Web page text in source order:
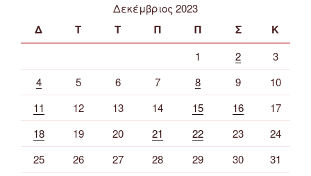
Δεκέμβριος 2023
Δ Τ Τ Π Π Σ Κ
1 2
3
4
5 6 7 8 9
10
11
12 13 14 15 16
17
18
19 20 21 22 23
24
25
26 27 28 29 30
31